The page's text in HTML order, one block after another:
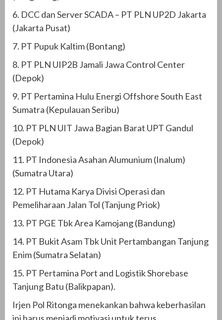
6. DCC dan Server SCADA – PT PLN UP2D Jakarta
(Jakarta Pusat)
7. PT Pupuk Kaltim (Bontang)
8. PT PLN UIP2B Jamali Jawa Control Center
(Depok)
9. PT Pertamina Hulu Energi Offshore South East
Sumatra (Kepulauan Seribu)
10. PT PLN UIT Jawa Bagian Barat UPT Gandul
(Depok)
11. PT Indonesia Asahan Alumunium (Inalum)
(Sumatra Utara)
12. PT Hutama Karya Divisi Operasi dan
Pemeliharaan Jalan Tol (Tanjung Priok)
13. PT PGE Tbk Area Kamojang (Bandung)
14. PT Bukit Asam Tbk Unit Pertambangan Tanjung
Enim (Sumatra Selatan)
15. PT Pertamina Port and Logistik Shorebase
Tanjung Batu (Balikpapan).
Irjen Pol Ritonga menekankan bahwa keberhasilan